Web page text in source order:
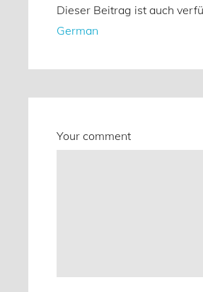
Dieser Beitrag ist auch
German
Your comment